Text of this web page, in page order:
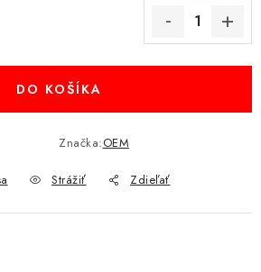
Obchodné podmienky
údajov
Reklamácia Kontakty
DO KOŠÍKA
Značka:OEM
Strážiť Zdieľať